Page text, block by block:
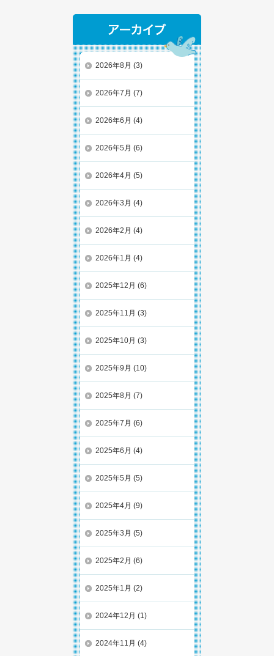
2026年8月 (3)
2026年7月 (7)
2026年6月 (4)
2026年5月 (6)
2026年4月 (5)
2026年3月 (4)
2026年2月 (4)
2026年1月 (4)
2025年12月 (6)
2025年11月 (3)
2025年10月 (3)
2025年9月 (10)
2025年8月 (7)
2025年7月 (6)
2025年6月 (4)
2025年5月 (5)
2025年4月 (9)
2025年3月 (5)
2025年2月 (6)
2025年1月 (2)
2024年12月 (1)
2024年11月 (4)